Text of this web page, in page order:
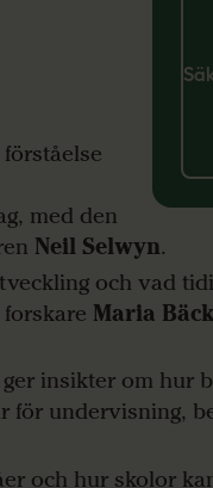
med den
Neil Selwyn.
och vad
Maria
ger insikter om hur
för undervisning,
och hur skolor